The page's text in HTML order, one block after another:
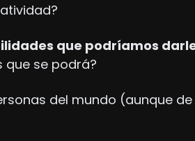
que se podrá?
del mundo (aunque